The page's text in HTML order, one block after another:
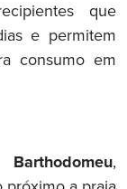
que
e permitem
consumo em
Barthodomeu,